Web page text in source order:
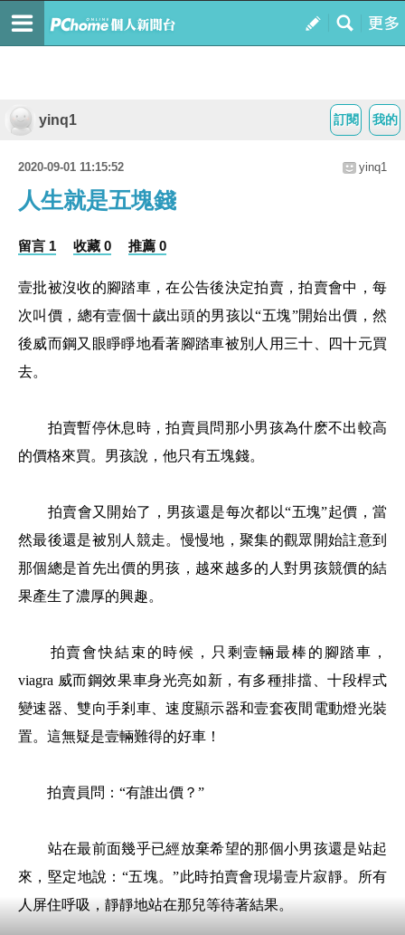
我的
訂閱
yinq1
2020-09-01 11:15:52 yinq1
人生就是五塊錢
留言 1 收藏 0 推薦 0
壹批被沒收的腳踏車，在公告後決定拍賣，拍賣會中，每
次叫價，總有壹個十歲出頭的男孩以“五塊”開始出價，然
後威而鋼 又眼睜睜地看著腳踏車被別人用三十、四十元買
去。
拍賣暫停休息時，拍賣員問那小男孩為什麽不出較高
的價格來買。男孩說，他只有五塊錢。
拍賣會又開始了，男孩還是每次都以“五塊”起價，當
然最後還是被別人競走。慢慢地，聚集的觀眾開始註意到
那個總是首先出價的男孩，越來越多的人對男孩競價的結
果產生了濃厚的興趣。
拍賣會快結束的時候，只剩壹輛最棒的腳踏車，
viagra 威而鋼效果車身光亮如新，有多種排擋、十段桿式
變速器、雙向手剎車、速度顯示器和壹套夜間電動燈光裝
置。這無疑是壹輛難得的好車！
拍賣員問： “有誰出價？”
站在最前面幾乎已經放棄希望的那個小男孩還是站起
來，堅定地說： “五塊。”此時拍賣會現場壹片寂靜。所有
人屏住呼吸，靜靜地站在那兒等待著結果。